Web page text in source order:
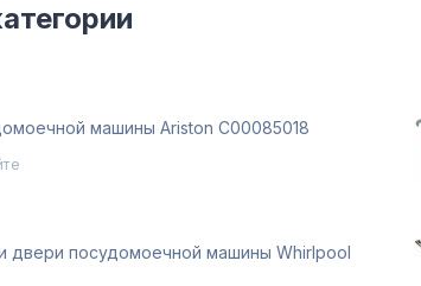
машины Ariston C00085018
двери посудомоечной машины Whirlpool